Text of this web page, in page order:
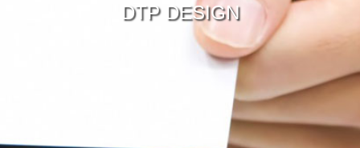
DTP DESIGN